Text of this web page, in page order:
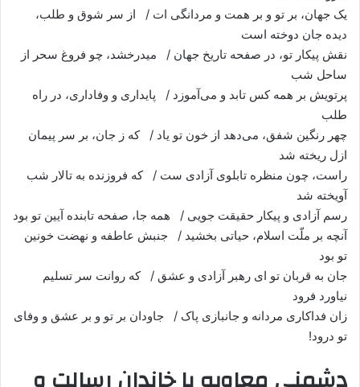
یک جهان، بر تو و بر همت و مردانگی ‌ات / از سر شوق و طلب،
دیده‌ جان دوخته است
نقش پیکار تو، در صفحه تاریخ جهان / می‏درخشد، چو فروغ سحر از
ساحل شب
پرتویش بر همه کس تابد و می‌آموزد / پایداری و وفاداری، در راه
طلب
چهر رنگین شفق، می‌دهد از خون تو یاد / که ز جان، بر سر پیمان
ازل ریخته شد
راست، چون منظره تابلوی آزادی ست / که فروزنده به تالار شب
آویخته شد
رسم آزادی و پیکار حقیقت جویی / همه جا، صفحه تابنده آیین تو بود
آنچه بر ملّت اسلام، حیاتی بخشید / جنبش عاطفه و نهضت خونین
تو بود
جان به قربان تو ای رهبر آزادی و عشق / که روانت سر تسلیم
نیاورد فرود
زان فداکاری مردانه و جانبازی پاک / جاودان بر تو و بر عشق و وفای
تو درود!